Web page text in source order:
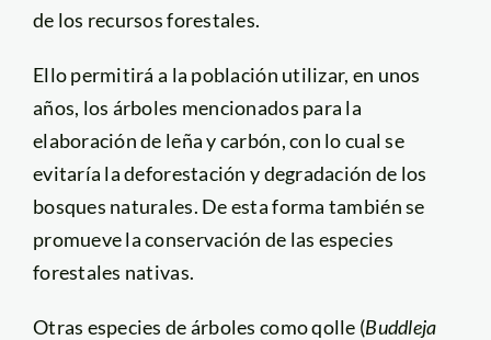
de los recursos forestales.
Ello permitirá a la población utilizar, en unos
años, los árboles mencionados para la
elaboración de leña y carbón, con lo cual se
evitaría la deforestación y degradación de los
bosques naturales. De esta forma también se
promueve la conservación de las especies
forestales nativas.
Otras especies de árboles como qolle (Buddleja